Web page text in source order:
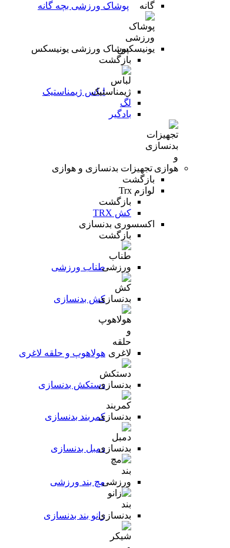
پوشاک ورزشی بچه گانه
پوشاک ورزشی یونیسکس
بازگشت
لباس ژیمناستیک
لگ
بادگیر
تجهیزات بدنسازی و هوازی
بازگشت
لوازم Trx
بازگشت
کش TRX
اکسسوری بدنسازی
بازگشت
طناب ورزشی
کش بدنسازی
هولاهوپ و حلقه لاغری
دستکش بدنسازی
کمربند بدنسازی
دمبل بدنسازی
مچ بند ورزشی
زانو بند بدنسازی